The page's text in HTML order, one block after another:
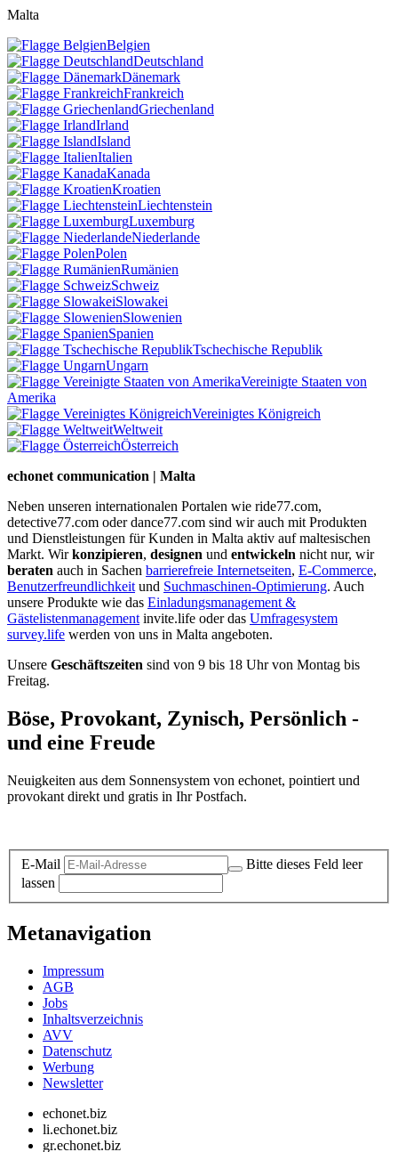
Malta
Belgien
Deutschland
Dänemark
Frankreich
Griechenland
Irland
Island
Italien
Kanada
Kroatien
Liechtenstein
Luxemburg
Niederlande
Polen
Rumänien
Schweiz
Slowakei
Slowenien
Spanien
Tschechische Republik
Ungarn
Vereinigte Staaten von
Amerika
Vereinigtes Königreich
Weltweit
Österreich
echonet communication | Malta
Neben unseren internationalen Portalen wie ride77.com,
detective77.com oder dance77.com sind wir auch mit Produkten
und Dienstleistungen für Kunden in Malta aktiv auf maltesischen
Markt. Wirkonzipieren, designen und entwickeln nicht nur, wir
beraten auch in Sachen barrierefreie Internetseiten, E-Commerce,
Benutzerfreundlichkeit und Suchmaschinen-Optimierung. Auch
unsere Produkte wie das Einladungsmanagement &
Gästelistenmanagement invite.life oder das Umfragesystem
survey.life werden von uns in Malta angeboten.
Unsere Geschäftszeiten sind von 9 bis 18 Uhr von Montag bis
Freitag.
Böse, Provokant, Zynisch, Persönlich -
und eine Freude
Neuigkeiten aus dem Sonnensystem von echonet, pointiert und
provokant direkt und gratis in Ihr Postfach.
E-Mail
Bitte dieses Feld leer
lassen
Metanavigation
Impressum
AGB
Jobs
Inhaltsverzeichnis
AVV
Datenschutz
Werbung
Newsletter
echonet.biz
li.echonet.biz
gr.echonet.biz